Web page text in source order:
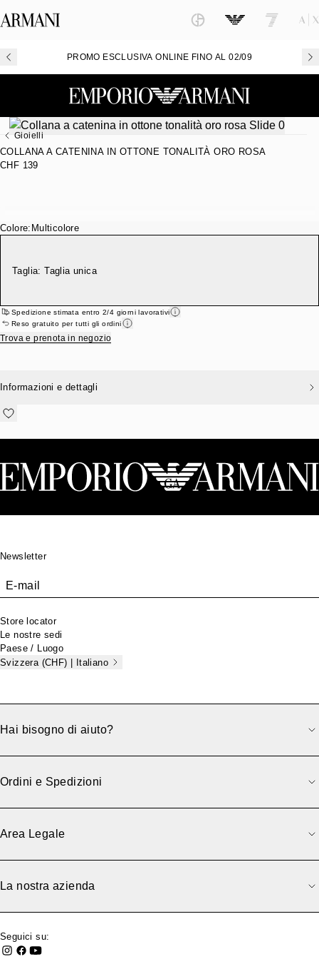
PROMO ESCLUSIVA ONLINE FINO AL 02/09
Gioielli
Colore: Multicolore
Taglia:Taglia unica
Spedizione stimata entro 2/4 giorni lavorativi
Reso gratuito per tutti gli ordini
Trova e prenota in negozio
COLLANA A CATENINA IN OTTONE TONALITÀ ORO ROSA
CHF 139
Informazioni e dettagli
Newsletter
E-mail
Store locator
Le nostre sedi
Paese / Luogo
Svizzera (CHF) | Italiano
Hai bisogno di aiuto?
Ordini e Spedizioni
Area Legale
La nostra azienda
Seguici su: